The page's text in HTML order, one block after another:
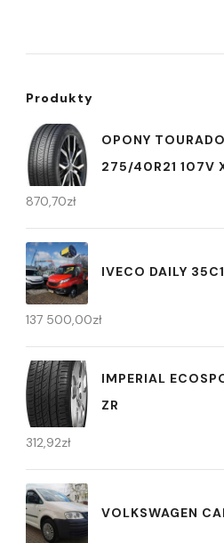
Produkty
OPONY
275/40R21 107V
870,70zł
IVECO DAILY
137 500,00zł
IMPERIAL
ZR
312,92zł
VOLKSWAGEN